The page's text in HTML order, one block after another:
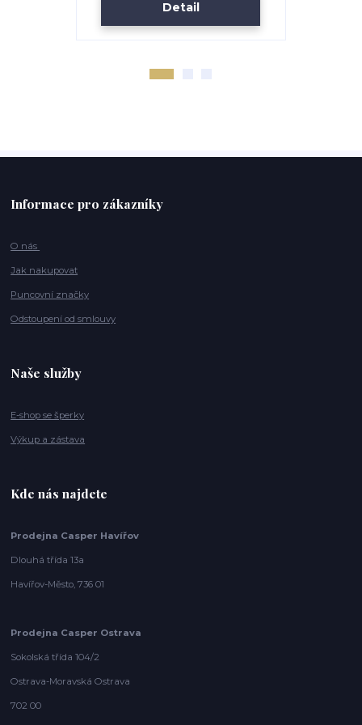
Detail
Informace pro zákazníky
O nás
Jak nakupovat
Puncovní značky
Odstoupení od smlouvy
Naše služby
E-shop se šperky
Výkup a zástava
Kde nás najdete
Prodejna Casper Havířov
Dlouhá třída 13a
Havířov-Město, 736 01
Prodejna Casper Ostrava
Sokolská třída 104/2
Ostrava-Moravská Ostrava
702 00